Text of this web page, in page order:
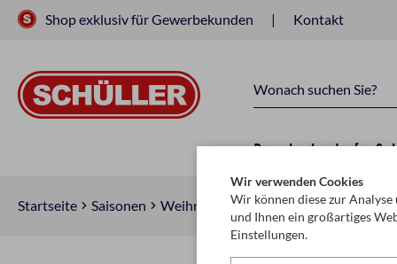
Shop exklusiv für Gewerbekunden Kontakt
Raucherbedarf
Startseite Saisonen Weihnachten Adventkalender
Wir verwenden Cookies
Wir können diese zur
und Ihnen ein großartiges
Einstellungen.